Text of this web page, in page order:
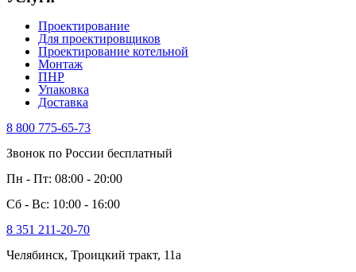
Проектирование
Для проектировщиков
Проектирование котельной
Монтаж
ПНР
Упаковка
Доставка
8 800 775-65-73
Звонок по России бесплатный
Пн - Пт: 08:00 - 20:00
Сб - Вс: 10:00 - 16:00
8 351 211-20-70
Челябинск, Троицкий тракт, 11а